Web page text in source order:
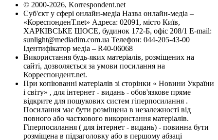
© 2000-2026, Korrespondent.net
Суб'єкт у сфері онлайн-медіа Назва онлайн-медіа –
«КореспонденТ.net» Адреса: 02091, місто Київ,
ХАРКІВСЬКЕ ШОСЕ, будинок 172-Б, офіс 208/1 E-mail:
sunlight@mediadim.com.ua Телефон: 044-205-43-00
Ідентифікатор медіа – R40-06068
Використання будь-яких матеріалів, розміщених на
сайті, дозволяється за умови посилання на
Корреспондент.net.
При копіюванні матеріалів зі сторінки « Новини України
і світу» , для інтернет - видань - обов'язкове пряме
відкрите для пошукових систем гіперпосилання .
Посилання має бути розміщена в незалежності від
повного або часткового використання матеріалів.
Гіперпосилання ( для інтернет - видань) - повинна бути
розміщена в підзаголовку або в першому абзаці